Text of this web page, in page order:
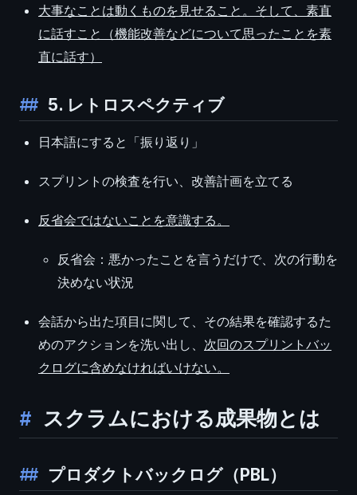
大事なことは動くものを見せること。そして、素直
に話すこと（機能改善などについて思ったことを素
直に話す）
5. レトロスペクティブ
日本語にすると「振り返り」
スプリントの検査を行い、改善計画を立てる
反省会ではないことを意識する。
反省会：悪かったことを言うだけで、次の行動を
決めない状況
会話から出た項目に関して、その結果を確認するた
めのアクションを洗い出し、 次回のスプリントバッ
クログに含めなければいけない。
スクラムにおける成果物とは
プロダクトバックログ（PBL）